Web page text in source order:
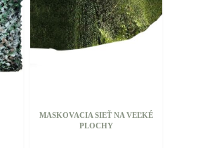
MASKOVACIA SIEŤ NA VEĽKÉ
PLOCHY